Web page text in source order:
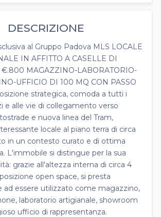
DESCRIZIONE
al Gruppo Padova MLS LOCALE
IN AFFITTO A CASELLE DI
€.800 MAGAZZINO-LABORATORIO-
UFFICIO DI 100 MQ CON PASSO
strategica, comoda a tutti i
e alle vie di collegamento verso
e nuova linea del Tram,
locale al piano terra di circa
in un contesto curato e di ottima
L'immobile si distingue per la sua
grazie all'altezza interna di circa 4
open space, si presta
essere utilizzato come magazzino,
laboratorio artigianale, showroom
ufficio di rappresentanza.